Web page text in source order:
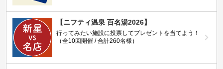
【ニフティ温泉 百名湯2026】
行ってみたい施設に投票してプレゼントを当てよう！
（全10回開催 / 合計260名様）